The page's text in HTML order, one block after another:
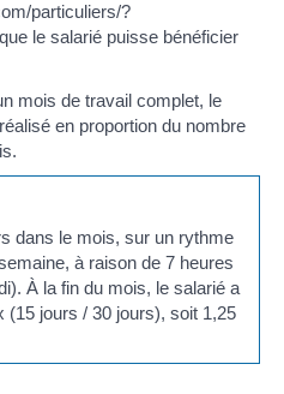
particuliers/?
le salarié puisse bénéficier
mois de travail complet, le
en proportion du nombre
dans le mois, sur un rythme
à raison de 7 heures
À la fin du mois, le salarié a
(15 jours / 30 jours), soit 1,25